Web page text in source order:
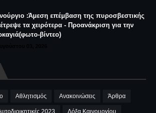
:Άμεση επέμβαση της πυροσβεστικής
τα χειρότερα - Προανάκριση για την
βίντεο)
Αθλητισμός Ανακοινώσεις Άρθρα
2023 Δόξα Καινουργίου